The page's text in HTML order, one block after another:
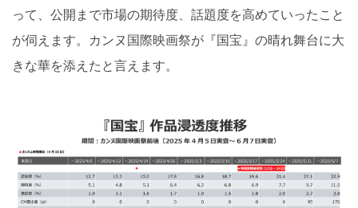
って、公開まで市場の期待度、話題度を高めていったこと
が伺えます。カンヌ国際映画祭が『国宝』の晴れ舞台に大
きな華を添えたと言えます。